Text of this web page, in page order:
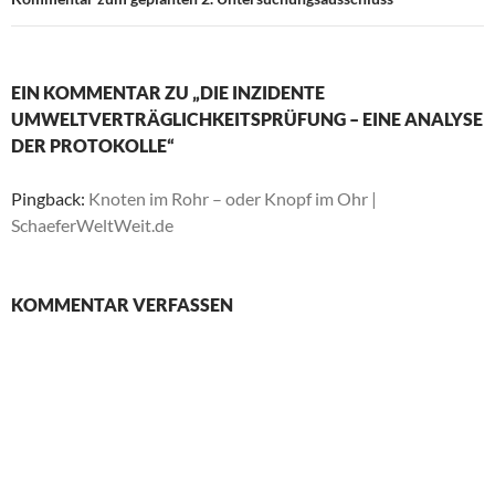
EIN KOMMENTAR ZU „DIE INZIDENTE
UMWELTVERTRÄGLICHKEITSPRÜFUNG – EINE ANALYSE
DER PROTOKOLLE“
Pingback: Knoten im Rohr – oder Knopf im Ohr |
SchaeferWeltWeit.de
KOMMENTAR VERFASSEN